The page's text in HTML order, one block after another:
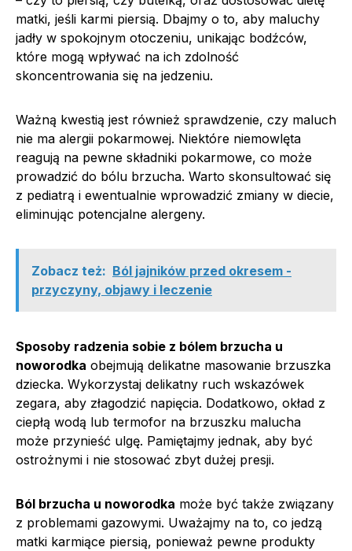
matki, jeśli karmi piersią. Dbajmy o to, aby maluchy
jadły w spokojnym otoczeniu, unikając bodźców,
które mogą wpływać na ich zdolność
skoncentrowania się na jedzeniu.
Ważną kwestią jest również sprawdzenie, czy maluch
nie ma alergii pokarmowej. Niektóre niemowlęta
reagują na pewne składniki pokarmowe, co może
prowadzić do bólu brzucha. Warto skonsultować się
z pediatrą i ewentualnie wprowadzić zmiany w diecie,
eliminując potencjalne alergeny.
Zobacz też: Ból jajników przed okresem -
przyczyny, objawy i leczenie
Sposoby radzenia sobie z bólem brzucha u
noworodka obejmują delikatne masowanie brzuszka
dziecka. Wykorzystaj delikatny ruch wskazówek
zegara, aby złagodzić napięcia. Dodatkowo, okład z
ciepłą wodą lub termofor na brzuszku malucha
może przynieść ulgę. Pamiętajmy jednak, aby być
ostrożnymi i nie stosować zbyt dużej presji.
Ból brzucha u noworodka może być także związany
z problemami gazowymi. Uważajmy na to, co jedzą
matki karmiące piersią, ponieważ pewne produkty